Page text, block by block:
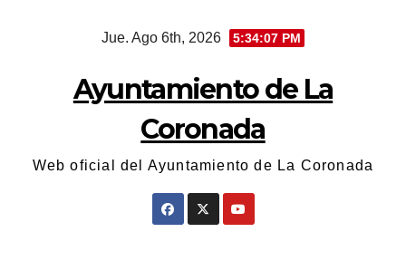
Jue. Ago 6th, 2026 5:34:07 PM
Ayuntamiento de La
Coronada
Web oficial del Ayuntamiento de La Coronada